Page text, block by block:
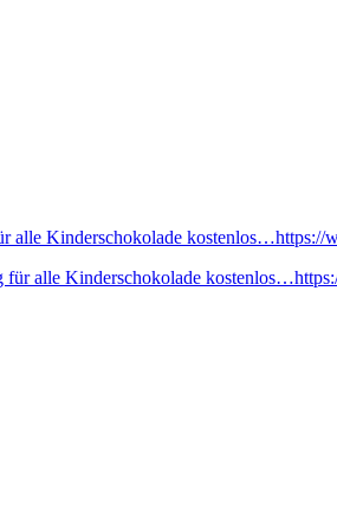
alle Kinderschokolade
für alle Kinderschokolade